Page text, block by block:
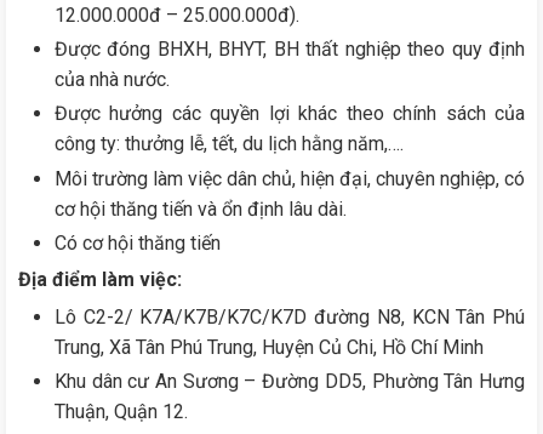
12.000.000đ – 25.000.000đ).
Được đóng BHXH, BHYT, BH thất nghiệp theo quy định
của nhà nước.
Được hưởng các quyền lợi khác theo chính sách của
công ty: thưởng lễ, tết, du lịch hằng năm,….
Môi trường làm việc dân chủ, hiện đại, chuyên nghiệp, có
cơ hội thăng tiến và ổn định lâu dài.
Có cơ hội thăng tiến
Địa điểm làm việc:
Lô C2-2/ K7A/K7B/K7C/K7D đường N8, KCN Tân Phú
Trung, Xã Tân Phú Trung, Huyện Củ Chi, Hồ Chí Minh
Khu dân cư An Sương – Đường DD5, Phường Tân Hưng
Thuận, Quận 12.